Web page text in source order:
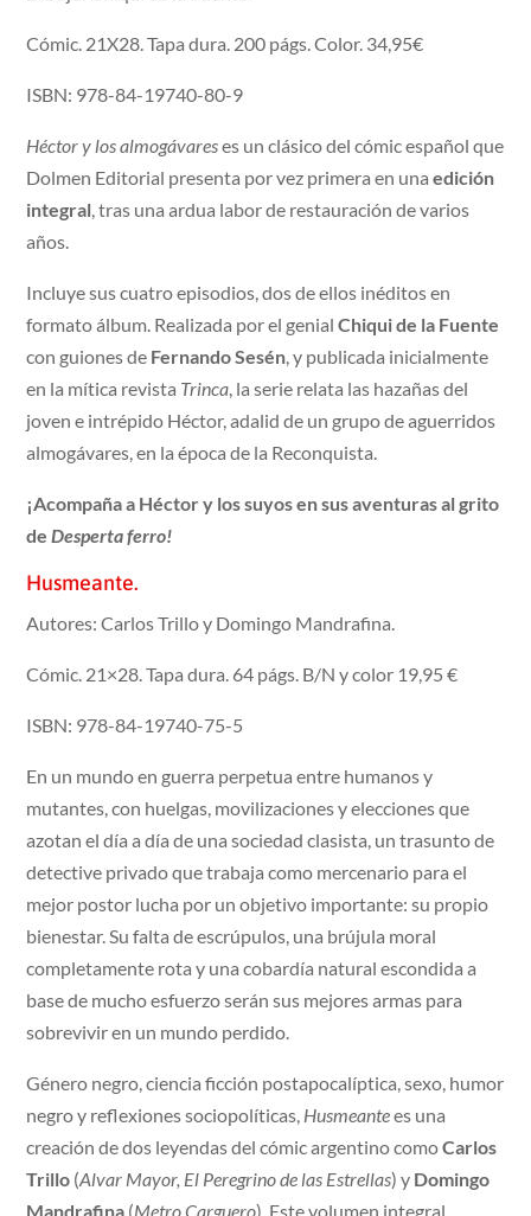
Cómic. 21X28. Tapa dura. 200 págs. Color. 34,95€
ISBN: 978-84-19740-80-9
Héctor y los almogávareses un clásico del cómic español que
Dolmen Editorial presenta por vez primera en unaedición
integral, tras una ardua labor de restauración de varios
años.
Incluye sus cuatro episodios, dos de ellos inéditos en
formato álbum. Realizada por el genialChiqui de la Fuente
con guiones de Fernando Sesén, y publicada inicialmente
en la mítica revista Trinca, la serie relata las hazañas del
joven e intrépido Héctor, adalid de un grupo de aguerridos
almogávares, en la época de la Reconquista.
¡Acompaña a Héctor y los suyos en sus aventuras al grito
deDesperta ferro!
Husmeante.
Autores: Carlos Trillo y Domingo Mandrafina.
Cómic. 21×28. Tapa dura. 64 págs. B/N y color 19,95 €
ISBN: 978-84-19740-75-5
En un mundo en guerra perpetua entre humanos y
mutantes, con huelgas, movilizaciones y elecciones que
azotan el día a día de una sociedad clasista, un trasunto de
detective privado que trabaja como mercenario para el
mejor postor lucha por un objetivo importante: su propio
bienestar. Su falta de escrúpulos, una brújula moral
completamente rota y una cobardía natural escondida a
base de mucho esfuerzo serán sus mejores armas para
sobrevivir en un mundo perdido.
Género negro, ciencia ficción postapocalíptica, sexo, humor
negro y reflexiones sociopolíticas, Husmeantees una
creación de dos leyendas del cómic argentino comoCarlos
Trillo (Alvar Mayor, El Peregrino de las Estrellas) y Domingo
Mandrafina (Metro Carguero). Este volumen integral,